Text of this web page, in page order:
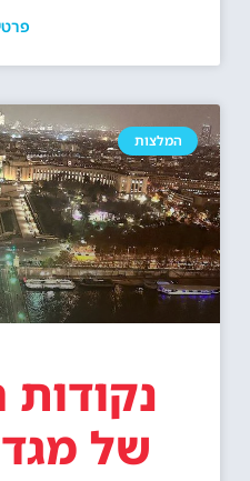
המלצות
של